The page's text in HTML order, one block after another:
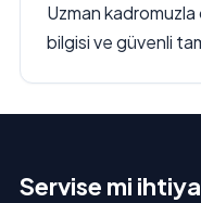
Uzman
bilgisi ve güvenli
Servise mi